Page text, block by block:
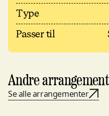
Type
Passer til
Andre
Se alle arrangementer